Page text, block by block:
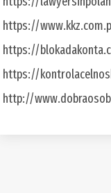
https://
https://
https://
http://